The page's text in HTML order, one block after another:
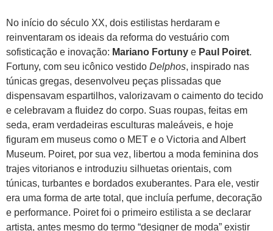
No início do século XX, dois estilistas herdaram e
reinventaram os ideais da reforma do vestuário com
sofisticação e inovação: Mariano Fortuny e Paul Poiret.
Fortuny, com seu icônico vestido Delphos, inspirado nas
túnicas gregas, desenvolveu peças plissadas que
dispensavam espartilhos, valorizavam o caimento do tecido
e celebravam a fluidez do corpo. Suas roupas, feitas em
seda, eram verdadeiras esculturas maleáveis, e hoje
figuram em museus como o MET e o Victoria and Albert
Museum. Poiret, por sua vez, libertou a moda feminina dos
trajes vitorianos e introduziu silhuetas orientais, com
túnicas, turbantes e bordados exuberantes. Para ele, vestir
era uma forma de arte total, que incluía perfume, decoração
e performance. Poiret foi o primeiro estilista a se declarar
artista, antes mesmo do termo “designer de moda” existir